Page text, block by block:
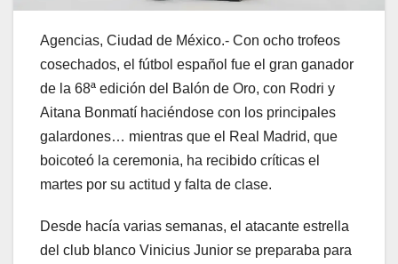
Agencias, Ciudad de México.- Con ocho trofeos
cosechados, el fútbol español fue el gran ganador
de la 68ª edición del Balón de Oro, con Rodri y
Aitana Bonmatí haciéndose con los principales
galardones… mientras que el Real Madrid, que
boicoteó la ceremonia, ha recibido críticas el
martes por su actitud y falta de clase.
Desde hacía varias semanas, el atacante estrella
del club blanco Vinicius Junior se preparaba para